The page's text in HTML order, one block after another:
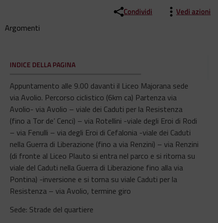
Condividi Vedi azioni
Argomenti
INDICE DELLA PAGINA
Appuntamento alle 9.00 davanti il Liceo Majorana sede
via Avolio. Percorso ciclistico (6km ca) Partenza via
Avolio- via Avolio – viale dei Caduti per la Resistenza
(fino a Tor de’ Cenci) – via Rotellini -viale degli Eroi di Rodi
– via Fenulli – via degli Eroi di Cefalonia -viale dei Caduti
nella Guerra di Liberazione (fino a via Renzini) – via Renzini
(di fronte al Liceo Plauto si entra nel parco e si ritorna su
viale del Caduti nella Guerra di Liberazione fino alla via
Pontina) -inversione e si torna su viale Caduti per la
Resistenza – via Avolio, termine giro
Sede: Strade del quartiere